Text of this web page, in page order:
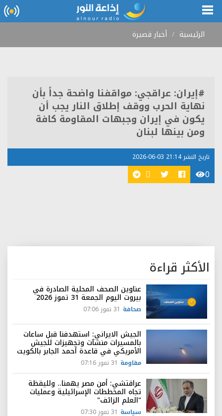
الرئيسية أخبار قصيرة
#إيران: عراقجي: مواقفنا واضحة جداً بأن
نهاية الحرب ووقف إطلاق النار يجب أن
يكون في إيران وجبهات المقاومة كافة
ومن بينها لبنان
تاريخ النشر 21:14 03-06-2026
0
الأكثر قراءة
عناوين الصحف المحلية الصادرة في
بيروت اليوم الجمعة 31 تموز 2026
صحافة 31 تموز 07:06
الجيش الايراني: استهدفنا قبل ساعات
بالمسيرات منشآت وتجهيزات للجيش
الأمريكي في قاعدة أحمد الجابر بالكويت
مقاومة 31 تموز 07:16
عراقتشي: أمن مصر يهمنا.. ولليقظة
تجاه المخططات الإسرائيلية وعمليات
"العلم الزائف"
سياسة 31 تموز 07:30